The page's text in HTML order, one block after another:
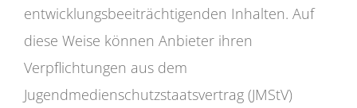
entwicklungsbeeiträchtigenden Inhalten. Auf
diese Weise können Anbieter ihren
Verpflichtungen aus dem
Jugendmedienschutzstaatsvertrag (JMStV)